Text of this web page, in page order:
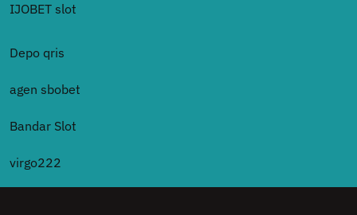
IJOBET slot
Depo qris
agen sbobet
Bandar Slot
virgo222